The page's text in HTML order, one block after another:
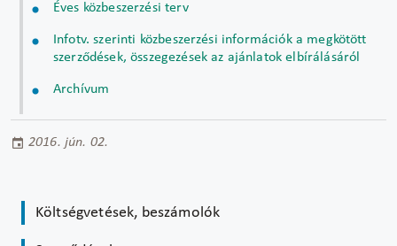
Éves közbeszerzési terv
Infotv. szerinti közbeszerzési információk a megkötött
szerződések, összegezések az ajánlatok elbírálásáról
Archívum
2016. jún. 02.
Költségvetések, beszámolók